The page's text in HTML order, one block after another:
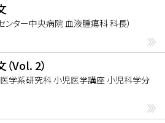
ンター中央病院 血液腫瘍科 科長）
Vol. 2）
医学系研究科 小児医学講座 小児科学分